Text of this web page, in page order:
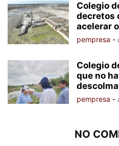
Colegio
decretos
acelerar
pempresa -
Colegio
que no
pempresa -
NO